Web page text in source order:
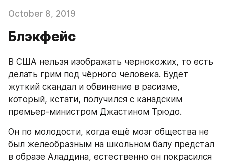
October 8, 2019
Блэкфейс
В США нельзя изображать чернокожих, то есть
делать грим под чёрного человека. Будет
жуткий скандал и обвинение в расизме,
который, кстати, получился с канадским
премьер-министром Джастином Трюдо.
Он по молодости, когда ещё мозг общества не
был желеобразным на школьном балу предстал
в образе Аладдина, естественно он покрасился